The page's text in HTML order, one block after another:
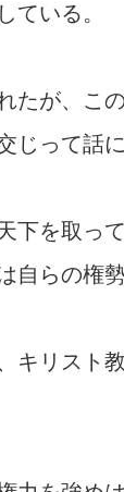
ている。
たが、こ
じって話
下を取っ
自らの権
キリスト